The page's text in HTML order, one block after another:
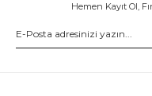
Hemen Kayıt Ol,